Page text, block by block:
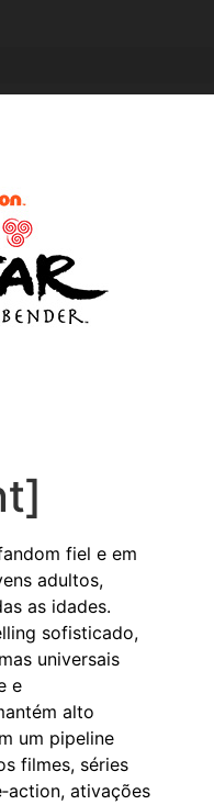
fiel e em
adultos,
as idades.
sofisticado,
universais
e
alto
um pipeline
filmes, séries
‑action, ativações